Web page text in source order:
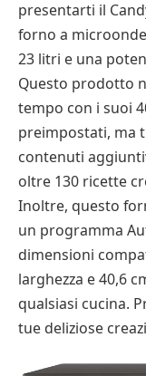
presentarti il
forno a
23 litri e una
Questo prodotto
tempo con i suoi
preimpostati, ma
contenuti
oltre 130 ricette
Inoltre, questo
un programma
dimensioni
larghezza e 40,6
qualsiasi cucina.
tue deliziose